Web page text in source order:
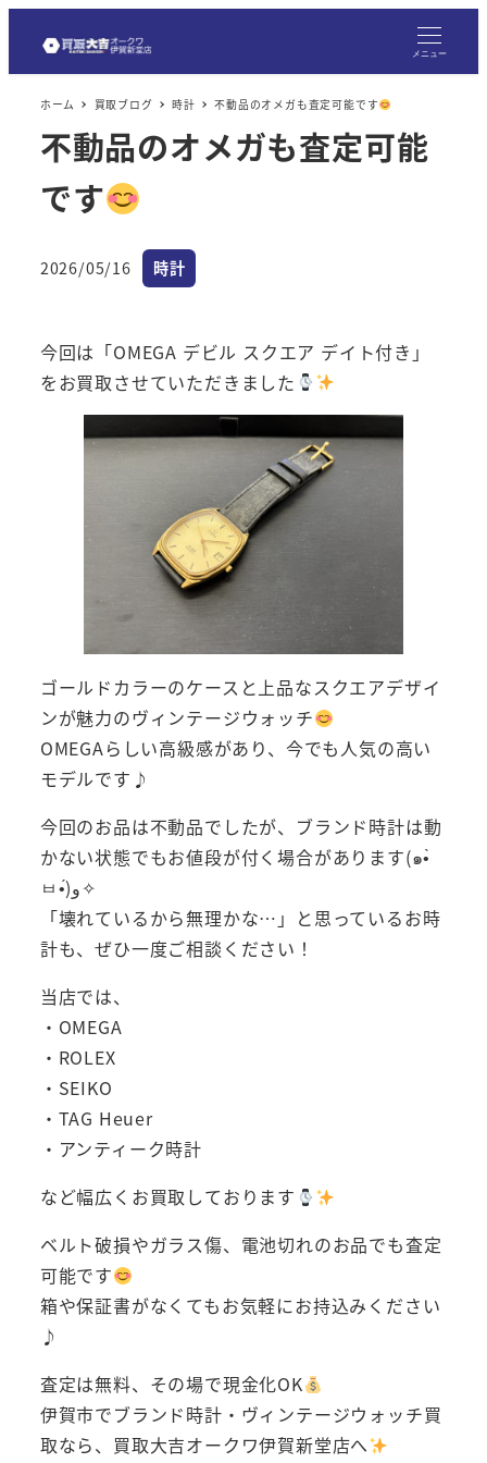
メニュー
ホーム 買取ブログ 時計 不動品のオメガも査定可能です
不動品のオメガも査定可能
です
投稿日
2026/05/16 カテゴリー
時計
今回は「OMEGA デビル スクエア デイト付き」
をお買取させていただきました
ゴールドカラーのケースと上品なスクエアデザイ
ンが魅力のヴィンテージウォッチ
OMEGAらしい高級感があり、今でも人気の高い
モデルです♪
今回のお品は不動品でしたが、ブランド時計は動
かない状態でもお値段が付く場合があります(๑•̀
ㅂ•́)و✧
「壊れているから無理かな…」と思っているお時
計も、ぜひ一度ご相談ください！
当店では、
・OMEGA
・ROLEX
・SEIKO
・TAG Heuer
・アンティーク時計
など幅広くお買取しております
ベルト破損やガラス傷、電池切れのお品でも査定
可能です
箱や保証書がなくてもお気軽にお持込みください
♪
査定は無料、その場で現金化OK
伊賀市でブランド時計・ヴィンテージウォッチ買
取なら、買取大吉オークワ伊賀新堂店へ